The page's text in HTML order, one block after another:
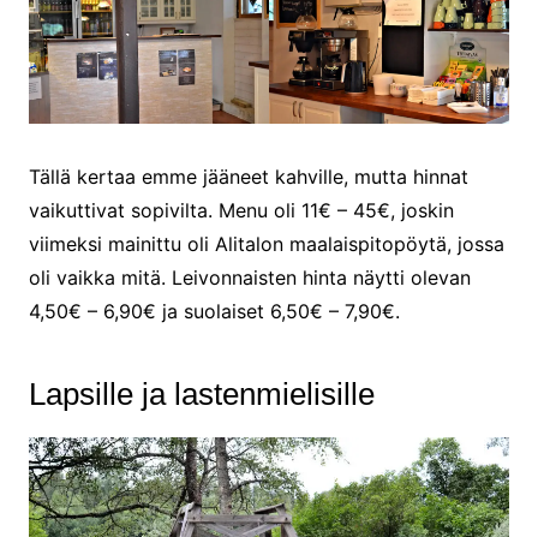
Tällä kertaa emme jääneet kahville, mutta hinnat
vaikuttivat sopivilta. Menu oli 11€ – 45€, joskin
viimeksi mainittu oli Alitalon maalaispitopöytä, jossa
oli vaikka mitä. Leivonnaisten hinta näytti olevan
4,50€ – 6,90€ ja suolaiset 6,50€ – 7,90€.
Lapsille ja lastenmielisille